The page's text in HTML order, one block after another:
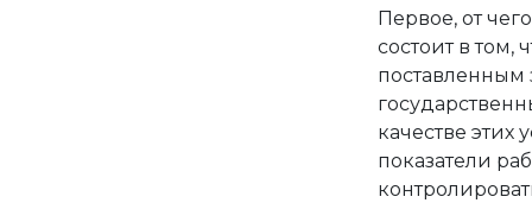
Первое, от
состоит в том,
поставленным
качестве этих
показатели